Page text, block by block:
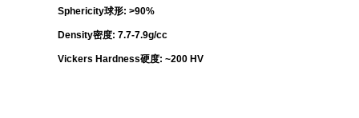
Sphericity球形: >90%
Density密度: 7.7-7.9g/cc
Vickers Hardness硬度: ~200 HV